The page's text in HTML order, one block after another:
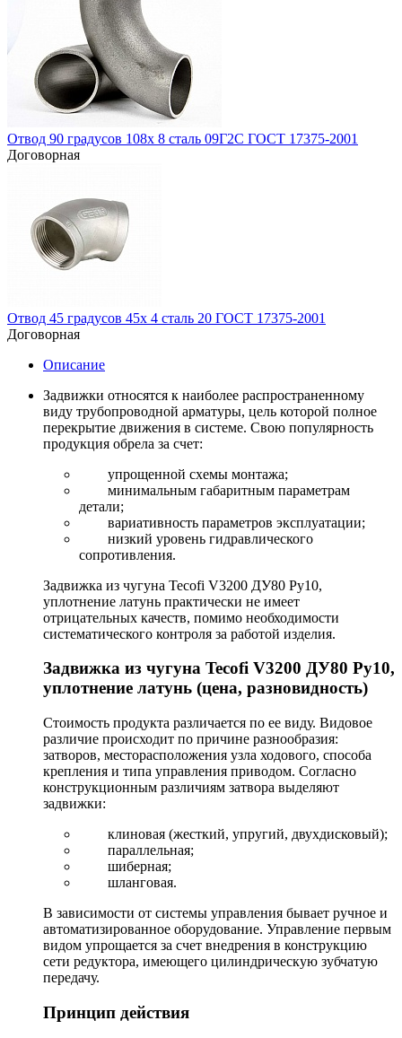
Отвод 90 градусов 108х 8 сталь 09Г2С ГОСТ 17375-2001
Договорная
Отвод 45 градусов 45х 4 сталь 20 ГОСТ 17375-2001
Договорная
Описание
Задвижки относятся к наиболее распространенному
виду трубопроводной арматуры, цель которой полное
перекрытие движения в системе. Свою популярность
продукция обрела за счет:
упрощенной схемы монтажа;
минимальным габаритным параметрам
детали;
вариативность параметров эксплуатации;
низкий уровень гидравлического
сопротивления.
Задвижка из чугуна Tecofi V3200 ДУ80 Ру10,
уплотнение латунь практически не имеет
отрицательных качеств, помимо необходимости
систематического контроля за работой изделия.
Задвижка из чугуна Tecofi V3200 ДУ80 Ру10,
уплотнение латунь (цена, разновидность)
Стоимость продукта различается по ее виду. Видовое
различие происходит по причине разнообразия:
затворов, месторасположения узла ходового, способа
крепления и типа управления приводом. Согласно
конструкционным различиям затвора выделяют
задвижки:
клиновая (жесткий, упругий, двухдисковый);
параллельная;
шиберная;
шланговая.
В зависимости от системы управления бывает ручное и
автоматизированное оборудование. Управление первым
видом упрощается за счет внедрения в конструкцию
сети редуктора, имеющего цилиндрическую зубчатую
передачу.
Принцип действия